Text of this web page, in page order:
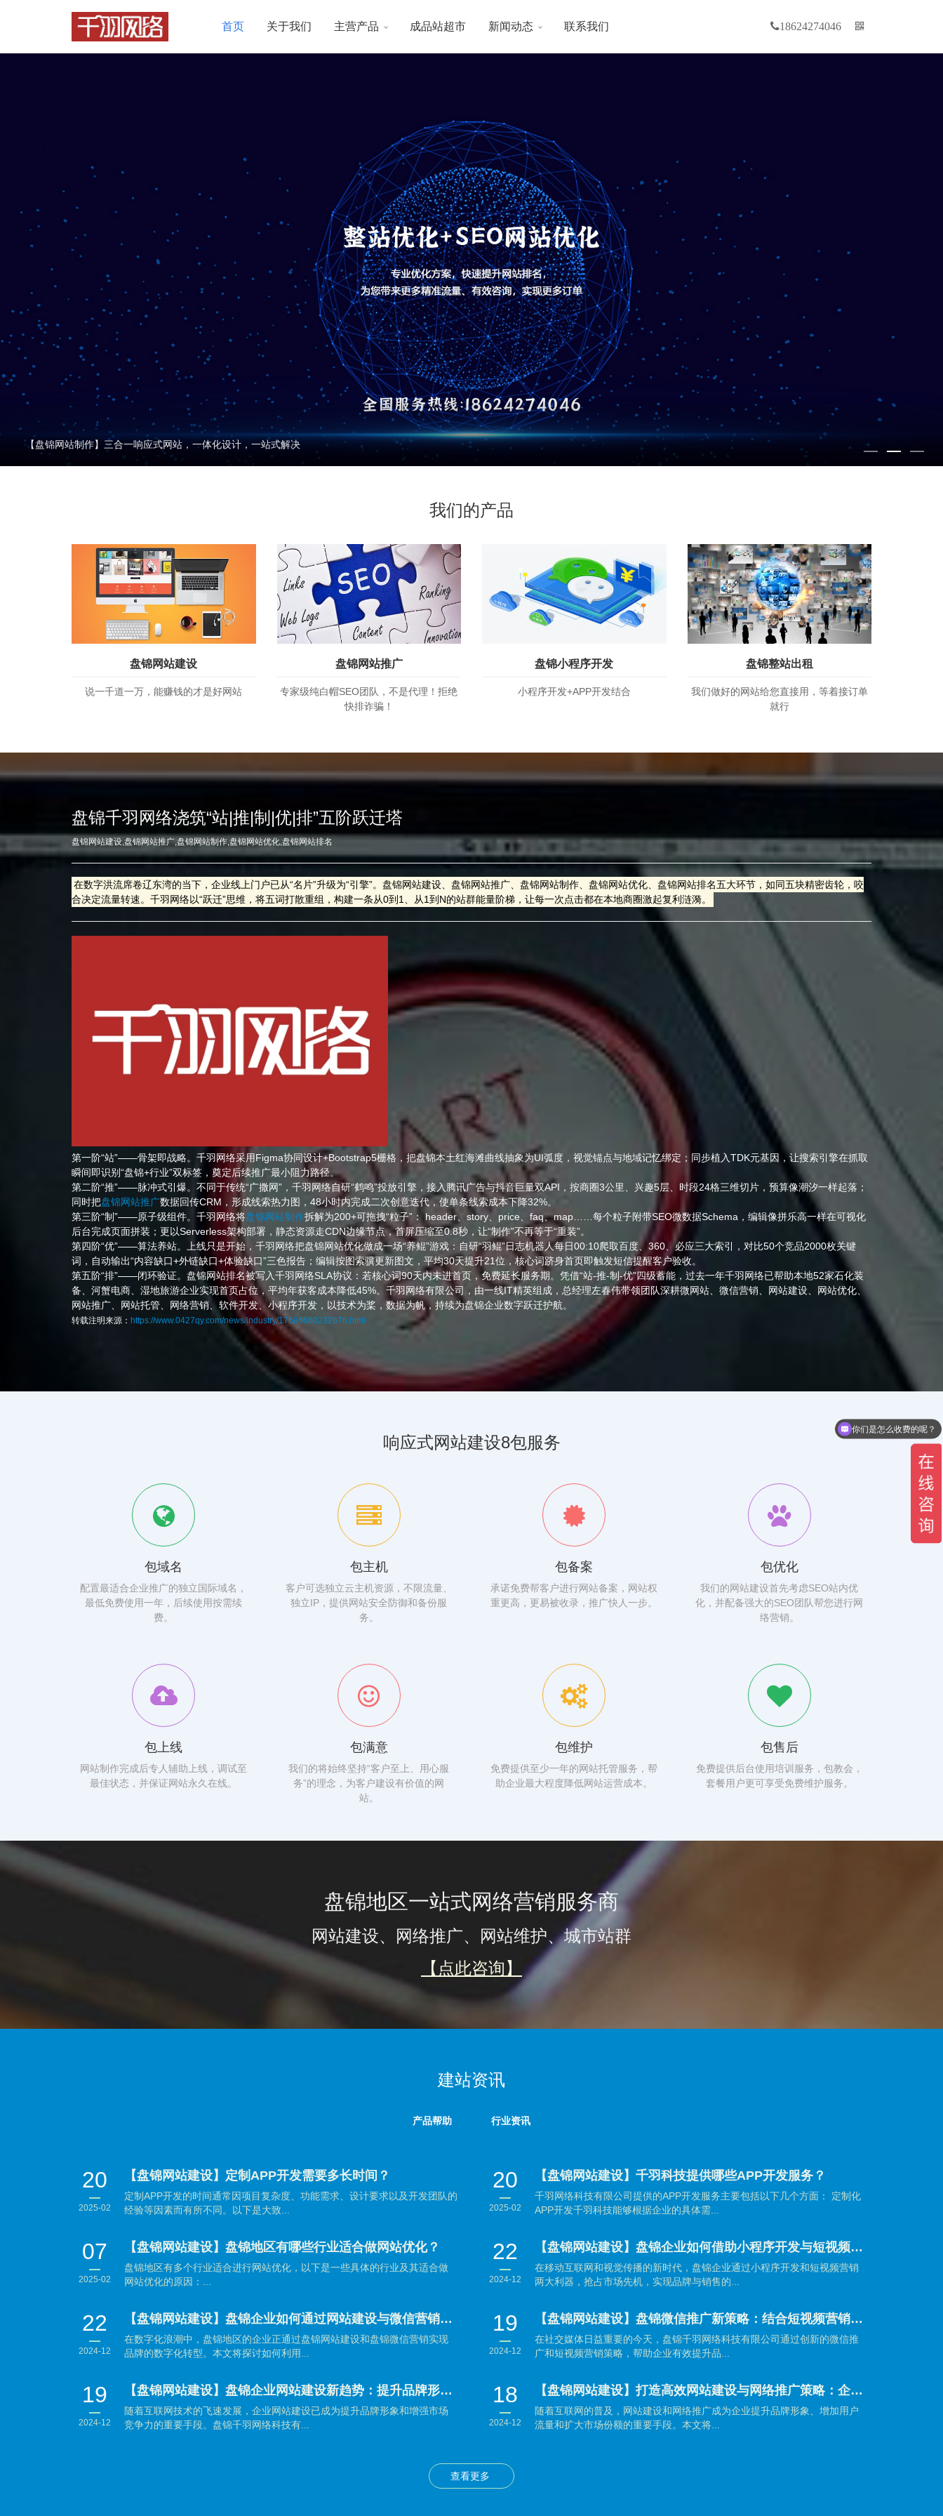
首页 关于我们 主营产品 成品站超市 新闻动态 联系我们 18624274046
【盘锦网站制作】三合一响应式网站，一体化设计，一站式解决
我们的产品
盘锦网站建设
说一千道一万，能赚钱的才是好网站
盘锦网站推广
专家级纯白帽SEO团队，不是代理！拒绝
快排诈骗！
盘锦小程序开发
小程序开发+APP开发结合
盘锦整站出租
我们做好的网站给您直接用，等着接订单
就行
盘锦千羽网络浇筑“站|推|制|优|排”五阶跃迁塔
盘锦网站建设,盘锦网站推广,盘锦网站制作,盘锦网站优化,盘锦网站排名
在数字洪流席卷辽东湾的当下，企业线上门户已从“名片”升级为“引擎”。盘锦网站建设、盘锦网站推广、盘锦网站制作、盘锦网站优化、盘锦网站排名五大环节，如同五块精密齿轮，咬
合决定流量转速。千羽网络以“跃迁”思维，将五词打散重组，构建一条从0到1、从1到N的站群能量阶梯，让每一次点击都在本地商圈激起复利涟漪。
第一阶“站”——骨架即战略。千羽网络采用Figma协同设计+Bootstrap5栅格，把盘锦本土红海滩曲线抽象为UI弧度，视觉锚点与地域记忆绑定；同步植入TDK元基因，让搜索引擎在抓取
瞬间即识别“盘锦+行业”双标签，奠定后续推广最小阻力路径。
第二阶“推”——脉冲式引爆。不同于传统“广撒网”，千羽网络自研“鹤鸣”投放引擎，接入腾讯广告与抖音巨量双API，按商圈3公里、兴趣5层、时段24格三维切片，预算像潮汐一样起落；
同时把盘锦网站推广数据回传CRM，形成线索热力图，48小时内完成二次创意迭代，使单条线索成本下降32%。
第三阶“制”——原子级组件。千羽网络将盘锦网站制作拆解为200+可拖拽“粒子”： header、story、price、faq、map……每个粒子附带SEO微数据Schema，编辑像拼乐高一样在可视化
后台完成页面拼装；更以Serverless架构部署，静态资源走CDN边缘节点，首屏压缩至0.8秒，让“制作”不再等于“重装”。
第四阶“优”——算法养站。上线只是开始，千羽网络把盘锦网站优化做成一场“养鲲”游戏：自研“羽鲲”日志机器人每日00:10爬取百度、360、必应三大索引，对比50个竞品2000枚关键
词，自动输出“内容缺口+外链缺口+体验缺口”三色报告；编辑按图索骥更新图文，平均30天提升21位，核心词跻身首页即触发短信提醒客户验收。
第五阶“排”——闭环验证。盘锦网站排名被写入千羽网络SLA协议：若核心词90天内未进首页，免费延长服务期。凭借“站-推-制-优”四级蓄能，过去一年千羽网络已帮助本地52家石化装
备、河蟹电商、湿地旅游企业实现首页占位，平均年获客成本降低45%。千羽网络有限公司，由一线IT精英组成，总经理左春伟带领团队深耕微网站、微信营销、网站建设、网站优化、
网站推广、网站托管、网络营销、软件开发、小程序开发，以技术为桨，数据为帆，持续为盘锦企业数字跃迁护航。
转载注明来源： https://www.0427qy.com/news/industry/17686660232676.html
响应式网站建设8包服务
包域名
配置最适合企业推广的独立国际域名，
最低免费使用一年，后续使用按需续
费。
包主机
客户可选独立云主机资源，不限流量、
独立IP，提供网站安全防御和备份服
务。
包备案
承诺免费帮客户进行网站备案，网站权
重更高，更易被收录，推广快人一步。
包优化
我们的网站建设首先考虑SEO站内优
化，并配备强大的SEO团队帮您进行网
络营销。
包上线
网站制作完成后专人辅助上线，调试至
最佳状态，并保证网站永久在线。
包满意
我们的将始终坚持“客户至上、用心服
务”的理念，为客户建设有价值的网
站。
包维护
免费提供至少一年的网站托管服务，帮
助企业最大程度降低网站运营成本。
包售后
免费提供后台使用培训服务，包教会，
套餐用户更可享受免费维护服务。
盘锦地区一站式网络营销服务商
网站建设、网络推广、网站维护、城市站群
【点此咨询】
建站资讯
产品帮助 行业资讯
20
2025-02
【盘锦网站建设】定制APP开发需要多长时间？
定制APP开发的时间通常因项目复杂度、功能需求、设计要求以及开发团队的
经验等因素而有所不同。以下是大致...
20
2025-02
【盘锦网站建设】千羽科技提供哪些APP开发服务？
千羽网络科技有限公司提供的APP开发服务主要包括以下几个方面： 定制化
APP开发千羽科技能够根据企业的具体需...
07
2025-02
【盘锦网站建设】盘锦地区有哪些行业适合做网站优化？
盘锦地区有多个行业适合进行网站优化，以下是一些具体的行业及其适合做
网站优化的原因：...
22
2024-12
【盘锦网站建设】盘锦企业如何借助小程序开发与短视频营销抢占市场先机？
在移动互联网和视觉传播的新时代，盘锦企业通过小程序开发和短视频营销
两大利器，抢占市场先机，实现品牌与销售的...
22
2024-12
【盘锦网站建设】盘锦企业如何通过网站建设与微信营销实现数字化转型？
在数字化浪潮中，盘锦地区的企业正通过盘锦网站建设和盘锦微信营销实现
品牌的数字化转型。本文将探讨如何利用...
19
2024-12
【盘锦网站建设】盘锦微信推广新策略：结合短视频营销引爆品牌传播
在社交媒体日益重要的今天，盘锦千羽网络科技有限公司通过创新的微信推
广和短视频营销策略，帮助企业有效提升品...
19
2024-12
【盘锦网站建设】盘锦企业网站建设新趋势：提升品牌形象与用户体验并重
随着互联网技术的飞速发展，企业网站建设已成为提升品牌形象和增强市场
竞争力的重要手段。盘锦千羽网络科技有...
18
2024-12
【盘锦网站建设】打造高效网站建设与网络推广策略：企业制胜数字时代的秘籍
随着互联网的普及，网站建设和网络推广成为企业提升品牌形象、增加用户
流量和扩大市场份额的重要手段。本文将...
查看更多
你们是怎么收费的呢？
现在有优惠活动么？